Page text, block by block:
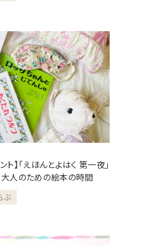
ト】「えほんとよはく 第一夜」
人のための絵本の時間
ぶ